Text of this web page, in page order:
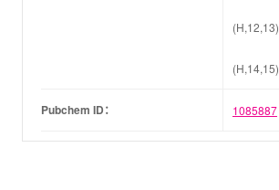
(H,12,13)
(H,14,15)
Pubchem ID： 1085887